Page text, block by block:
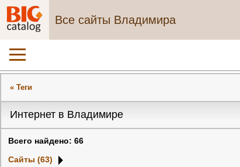
Все сайты Владимира
« Теги
Интернет в Владимире
Всего найдено: 66
Сайты (63)